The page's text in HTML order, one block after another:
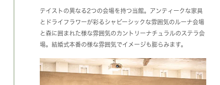
テイストの異なる2つの会場を持つ当館。アンティークな家具
とドライフラワーが彩るシャビーシックな雰囲気のルーナ会場
と森に囲まれた様な雰囲気のカントリーナチュラルのステラ会
場。結婚式本番の様な雰囲気でイメージも膨らみます。